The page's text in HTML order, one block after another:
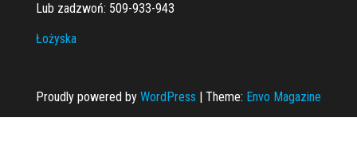
Lub zadzwoń: 509-933-943
Łożyska
Proudly powered by WordPress | Theme: Envo Magazine